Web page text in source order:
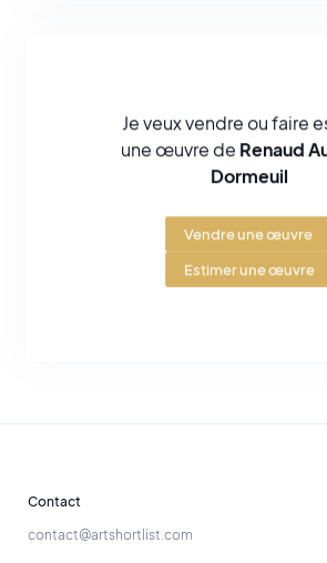
philosophiques, il invite chacun à voir au-
à contempler les mystères du temps et de la
Je veux vendre ou faire
une œuvre de Renaud
Dormeuil
Vendre une œuvre
Estimer une œuvre
Contact
contact@artshortlist.com